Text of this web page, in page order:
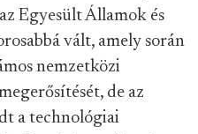
Egyesült Államok és
vált, amely során
nemzetközi
de az
a technológiai